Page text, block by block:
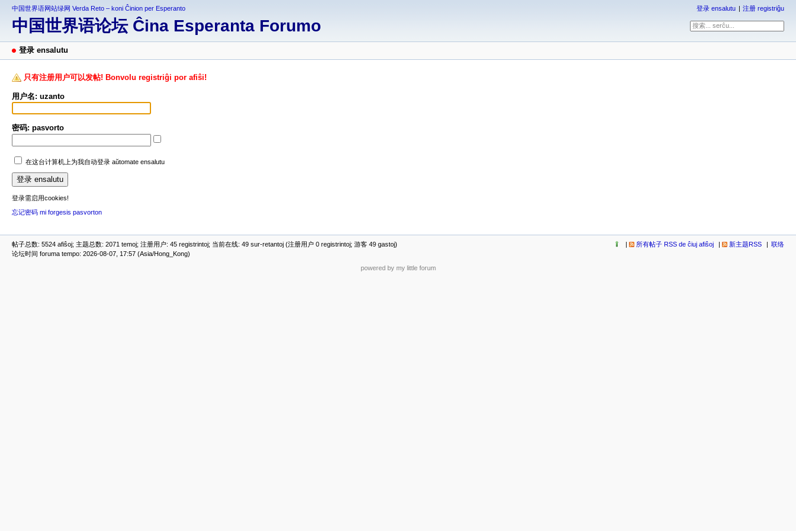
中国世界语网站绿网 Verda Reto – koni Ĉinion per Esperanto
中国世界语论坛 Ĉina Esperanta Forumo
登录 ensalutu 注册 registriĝu
登录 ensalutu
只有注册用户可以发帖! Bonvolu registriĝi por afiŝi!
用户名: uzanto
密码: pasvorto
在这台计算机上为我自动登录 aŭtomate ensalutu
登录需启用cookies!
忘记密码 mi forgesis pasvorton
帖子总数: 5524 afiŝoj; 主题总数: 2071 temoj; 注册用户: 45 registrintoj; 当前在线: 49 sur-retantoj (注册用户 0 registrintoj; 游客 49 gastoj)
论坛时间 foruma tempo: 2026-08-07, 17:57 (Asia/Hong_Kong)
所有帖子 RSS de ĉiuj afiŝoj 新主题RSS 联络
powered by my little forum